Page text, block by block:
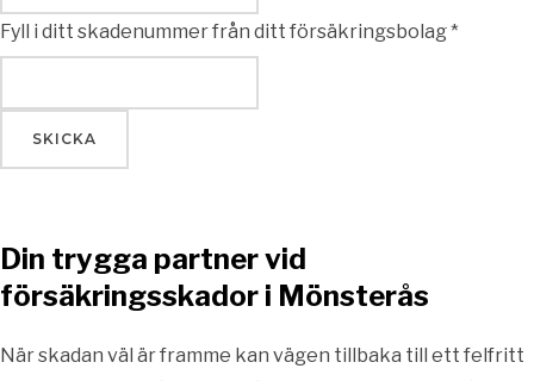
Fyll i ditt skadenummer från ditt försäkringsbolag*
SKICKA
Din trygga partner vid
försäkringsskador i Mönsterås
När skadan väl är framme kan vägen tillbaka till ett felfritt